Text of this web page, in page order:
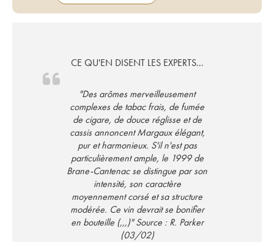
CE QU'EN DISENT LES EXPERTS...
"Des arômes merveilleusement
complexes de tabac frais, de fumée
de cigare, de douce réglisse et de
cassis annoncent Margaux élégant,
pur et harmonieux. S'il n'est pas
particulièrement ample, le 1999 de
Brane-Cantenac se distingue par son
intensité, son caractère
moyennement corsé et sa structure
modérée. Ce vin devrait se bonifier
en bouteille (,,,)" Source : R. Parker
(03/02)